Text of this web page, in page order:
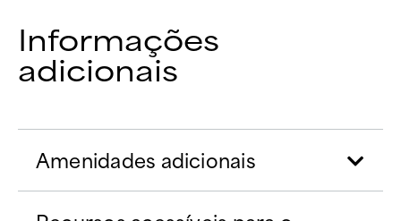
Informações
adicionais
Amenidades adicionais